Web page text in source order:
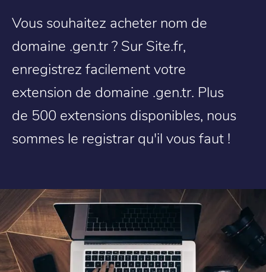
Vous souhaitez acheter nom de
domaine .gen.tr ? Sur Site.fr,
enregistrez facilement votre
extension de domaine .gen.tr. Plus
de 500 extensions disponibles, nous
sommes le registrar qu'il vous faut !